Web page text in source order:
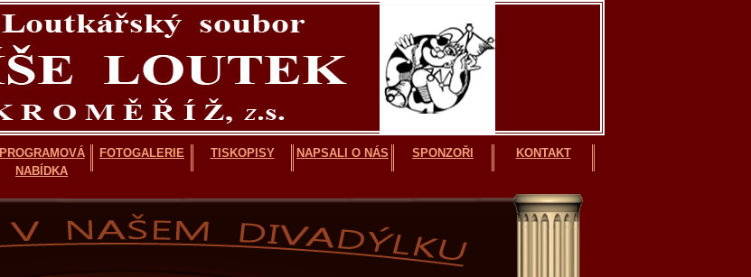
PROGRAMOVÁ
NABÍDKA
FOTOGALERIE TISKOPISY NAPSALI O NÁS SPONZOŘI KONTAKT